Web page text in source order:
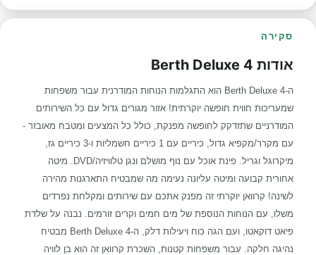
סקירה
אודות 4 Berth Deluxe
ה-4 Berth Deluxe הוא התגלמות הנוחות המודרנית עבור משפחות
שמעריכות חווית חופשה יוקרתית! אזור מגורים גדול עם כל השירותים
המודרניים שתזדקק לחופשה מפנקת, כולל כל המצעים ומטבח מאובזר -
עם מקרר/מקפיא גדול, כיריים עם 1 כיריים חשמליות ו-3 כיריים גז,
מיקרוגל וגריל. פינת אוכל עם נוף מושלם ונגן טלוויזיה/DVD. מיטה
אחורית קבועה ומיטה עליונה נעימה מה שמבטיח התארגנות מהירה
לשינה! קרוואן יוקרתי זה מפנק אתכם עם שירותים ומקלחת נפרדים
משלו, עם הנוחות הנוספת של מים חמים וקרים זורמים. נבנה על שלדת
פיאט דוקאטו, ועם הגה כוח ויעילות דלק, ה-4 Berth Deluxe מבטיח
נהיגה חלקה. עבור משפחות קטנות, השכרת קרוואן זה הוא בן לוויה